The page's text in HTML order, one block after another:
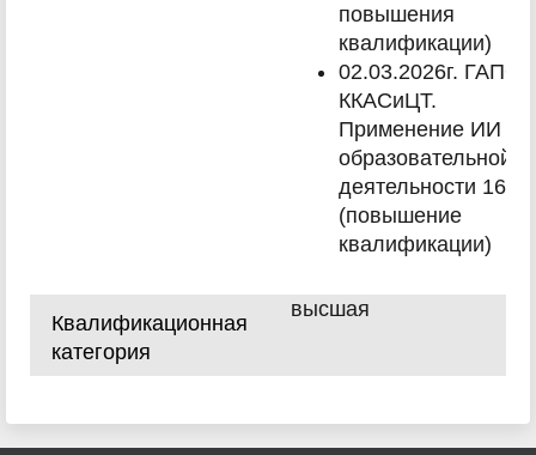
повышения
квалификации)
02.03.2026г. ГАПОУ
ККАСиЦТ.
Применение ИИ в
образовательной
деятельности 16ч.
(повышение
квалификации)
Квалификационная
категория
высшая